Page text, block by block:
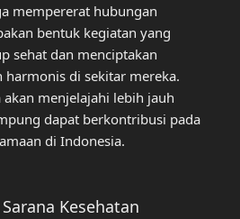
mempererat hubungan
bentuk kegiatan yang
sehat dan menciptakan
di sekitar mereka.
menjelajahi lebih jauh
dapat berkontribusi pada
di Indonesia.
Kesehatan